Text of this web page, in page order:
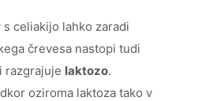
celiakijo lahko zaradi
črevesa nastopi tudi
razgrajuje laktozo.
oziroma laktoza tako v